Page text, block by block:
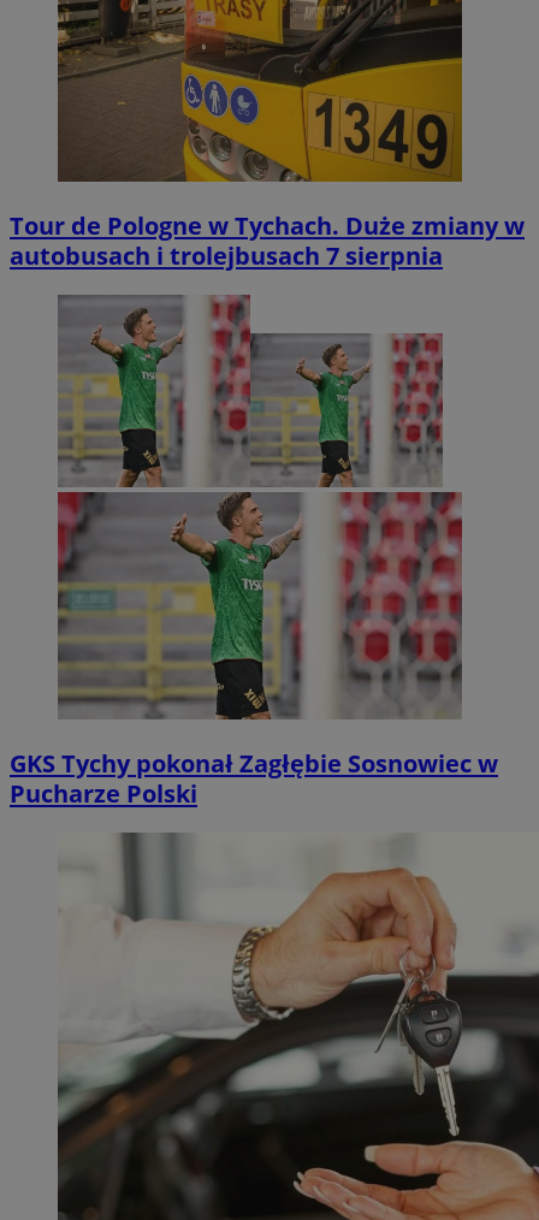
Tour de Pologne w Tychach. Duże zmiany w
autobusach i trolejbusach 7 sierpnia
GKS Tychy pokonał Zagłębie Sosnowiec w
Pucharze Polski